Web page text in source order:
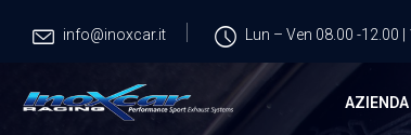
info@inoxcar.it Lun – Ven 08.00 -12.00 |
AZIENDA